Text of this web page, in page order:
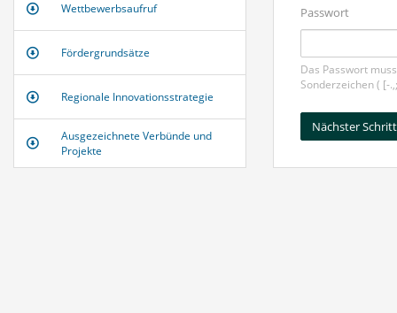
Wettbewerbsaufruf
Fördergrundsätze
Regionale Innovationsstrategie
Ausgezeichnete Verbünde und
Projekte
Passwort
Das Passwort
Sonderzeichen ( [-
Nächster